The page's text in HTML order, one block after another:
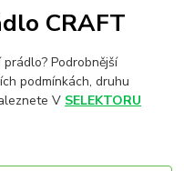
CRAFT
Podrobnější
podmínkách, druhu
V SELEKTORU